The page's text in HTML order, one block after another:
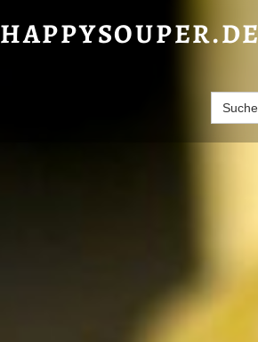
HAPPYSOUPER.DE
Search
for: